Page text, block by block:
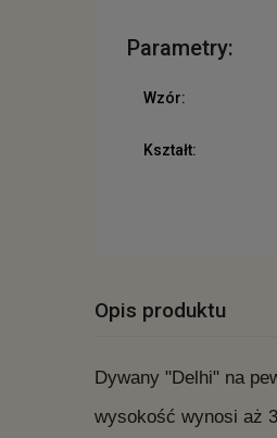
Parametry:
Wzór:
Kształt:
Opis produktu
Dywany "Delhi" na
wysokość wynosi aż